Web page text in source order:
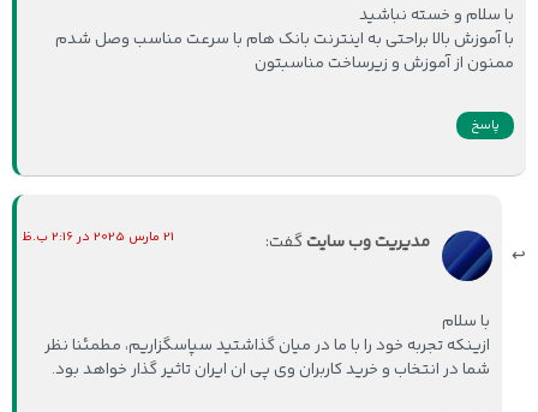
با سلام و خسته نباشید
با آموزش بالا براحتی به اینترنت بانک هام با سرعت مناسب وصل شدم
ممنون از آموزش و زیرساخت مناسبتون
پاسخ
مدیریت وب سایتگفت: 21 مارس 2025 در 2:16 ب.ظ
با سلام
ازینکه تجربه خود را با ما در میان گذاشتید سپاسگزاریم، مطمئنا نظر
شما در انتخاب و خرید کاربران وی پی ان ایران تاثیر گذار خواهد بود.